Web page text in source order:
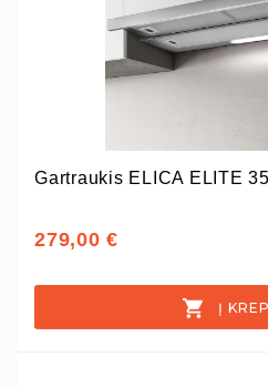
Gartraukis ELICA ELITE
279,00 €
Į